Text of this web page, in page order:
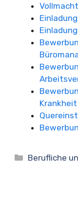
Krankheit
Kategorien
Berufliche